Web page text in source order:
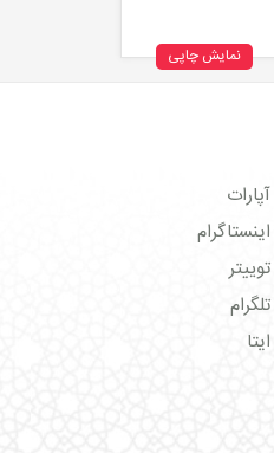
نمایش چاپی
آپارات
اینستاگرام
توییتر
تلگرام
ایتا